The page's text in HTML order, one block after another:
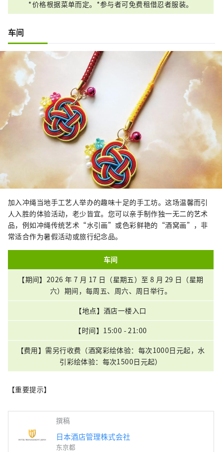
*价格根据菜单而定。*参与者可免费租借忍者服装。
车间
加入冲绳当地手工艺人举办的趣味十足的手工坊。这场温馨而引
人入胜的体验活动，老少皆宜。您可以亲手制作独一无二的艺术
品，例如冲绳传统艺术“水引画”或色彩鲜艳的“酒窝画”，非
常适合作为暑假活动或旅行纪念品。
车间
【期间】2026 年 7 月 17 日（星期五）至 8 月 29 日（星期
六）期间，每周五、周六、周日举行。
【地点】酒店一楼入口
【时间】15:00 - 21:00
【费用】需另行收费（酒窝彩绘体验：每次1000日元起，水
引彩绘体验：每次1500日元起）
【重要提示】
撰稿
日本酒店管理株式会社
东京都